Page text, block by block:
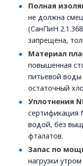
Полная
не должна
(СанПиН
запрещена,
Материал
повышенная
питьевой воды
остаточный
Уплотнения
сертификация
водой, без
фталатов.
Запас по
нагрузки